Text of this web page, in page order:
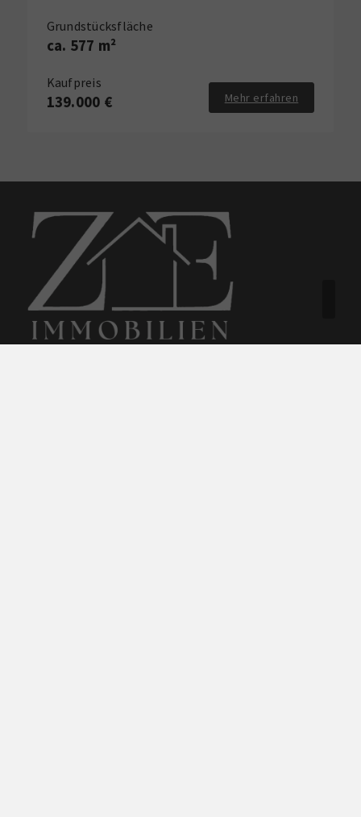
Grundstücksfläche
ca. 577 m²
Kaufpreis
139.000 € Mehr erfahren
ZuhausE Immo GmbH